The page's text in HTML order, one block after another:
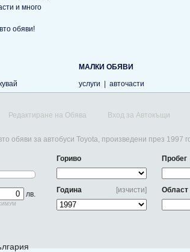
обяви!
МАЛКИ ОБЯВИ
услуги
авточасти
Редактиране на Обява Вход за Автокъщи
обяви за автобуси Toyota, произведени през 1997
лв.
Гориво
[изчисти]
Година
Пробег
Област